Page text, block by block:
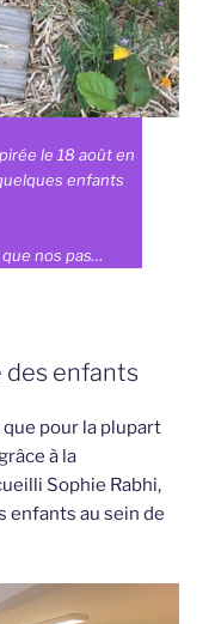
le 18 août en
enfants
nos pas…
des enfants
que pour la plupart
à la
Sophie Rabhi,
enfants au sein de